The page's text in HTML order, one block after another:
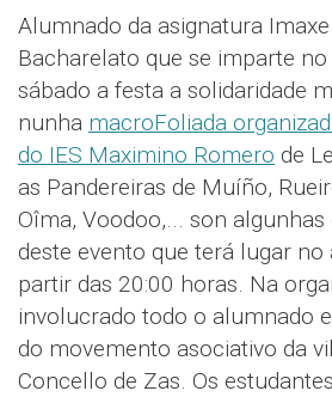
Alumnado da asignatura
Bacharelato que se imparte no
sábado a festa a solidaridade
nunha macroFoliada
do IES Maximino Romero de
as Pandereiras de Muíño,
Oîma, Voodoo,... son algunhas
deste evento que terá lugar
partir das 20:00 horas. Na
involucrado todo o alumnado
do movemento asociativo da
Concello de Zas. Os